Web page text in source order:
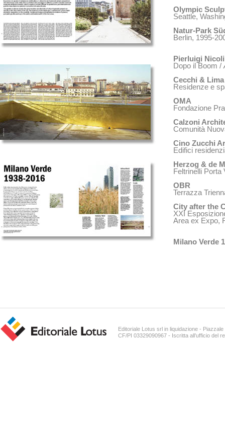
Olympic
Seattle,
Natur-Park
Berlin, 1995-
Pierluigi
Dopo il Boom /
Cecchi &
Residenze e
OMA
Fondazione
Calzoni
Comunità
Cino Zucchi
Edifici
Herzog & de
Feltrinelli Porta
OBR
Terrazza
City after the
XXI
Area ex Expo,
Milano Verde
Editoriale Lotus srl in liquidazione -
CF/PI 03329090967 - Iscritta all’ufficio del